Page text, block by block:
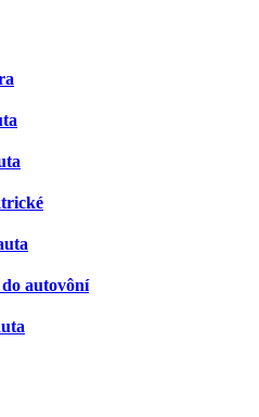
autovôní